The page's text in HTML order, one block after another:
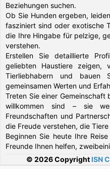
Beziehungen suchen.
Ob Sie Hunden ergeben,
fasziniert sind oder exotische
die Ihre Hingabe für pelzige,
verstehen.
Erstellen Sie detaillierte
geliebten Haustiere zeigen,
Tierliebhabern und bauen
gemeinsamen Werten und
Treten Sie einer
willkommen sind – sie
Freundschaften und
die Freude verstehen, die
Beginnen Sie heute Ihre
Freunde Ihnen helfen,
© 2026 Copyright ISN